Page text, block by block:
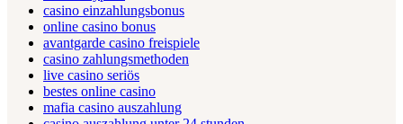
casino einzahlungsbonus
online casino bonus
avantgarde casino freispiele
casino zahlungsmethoden
live casino seriös
bestes online casino
mafia casino auszahlung